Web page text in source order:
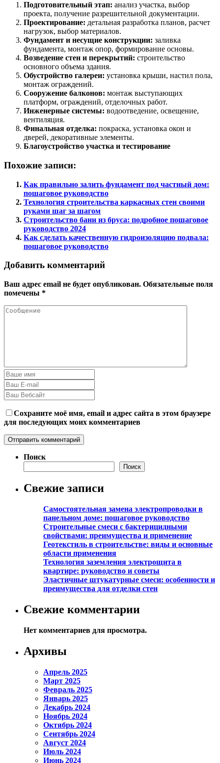
Подготовительный этап: анализ участка, выбор
проекта, получение разрешительной документации.
Проектирование: детальная разработка планов, расчет
нагрузок, выбор материалов.
Фундамент и несущие конструкции: заливка
фундамента, монтаж опор, формирование основы.
Возведение стен и перекрытий: строительство
основного объема здания.
Обустройство галереи: установка крыши, настил пола,
монтаж ограждений.
Сооружение балконов: монтаж выступающих
платформ, ограждений, отделочных работ.
Инженерные системы: водоотведение, освещение,
вентиляция.
Финальная отделка: покраска, установка окон и
дверей, декоративные элементы.
Благоустройство участка и тестирование
Похожие записи:
Как правильно залить фундамент под частный дом:
пошаговое руководство
Технология строительства каркасных стен своими
руками шаг за шагом
Строительство бани из бруса: подробное пошаговое
руководство 2024
Как сделать качественную гидроизоляцию подвала:
пошаговое руководство
Добавить комментарий
Ваш адрес email не будет опубликован. Обязательные поля
помечены *
Сохраните моё имя, email и адрес сайта в этом браузере
для последующих моих комментариев
Поиск
Поиск
Свежие записи
Самостоятельная замена электропроводки в
панельном доме: пошаговое руководство
Строительные смеси с бактерицидными
свойствами: преимущества и применение
Геотекстиль в строительстве: виды и основные
области применения
Технология заземления электрощита в
квартире: руководство и советы
Эластичные штукатурные смеси: особенности и
преимущества для отделки стен
Свежие комментарии
Нет комментариев для просмотра.
Архивы
Апрель 2025
Март 2025
Февраль 2025
Январь 2025
Декабрь 2024
Ноябрь 2024
Октябрь 2024
Сентябрь 2024
Август 2024
Июль 2024
Июнь 2024